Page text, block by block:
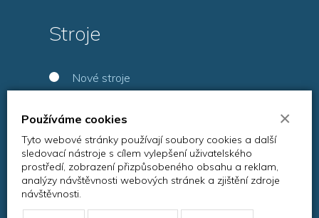
Stroje
Nové stroje
Servis
©2026 PAVLŮ-Complex, s.r.o.
Používáme cookies
Tyto webové stránky používají soubory cookies a další
sledovací nástroje s cílem vylepšení uživatelského
prostředí, zobrazení přizpůsobeného obsahu a reklam,
analýzy návštěvnosti webových stránek a zjištění zdroje
návštěvnosti.
×